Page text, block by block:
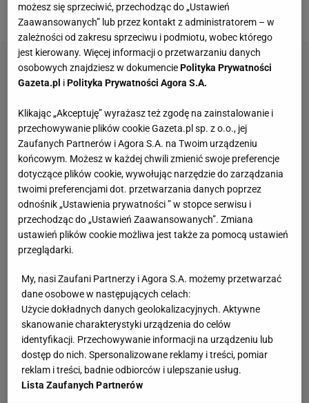
Oreszczuk.
możesz się sprzeciwić, przechodząc do „Ustawień
Zaawansowanych” lub przez kontakt z administratorem – w
zależności od zakresu sprzeciwu i podmiotu, wobec którego
jest kierowany. Więcej informacji o przetwarzaniu danych
osobowych znajdziesz w dokumenciePolityka Prywatności
Gazeta.pl iPolityka Prywatności Agora S.A.
Klikając „Akceptuję” wyrażasz też zgodę na zainstalowanie i
przechowywanie plików cookie Gazeta.pl sp. z o.o., jej
Zaufanych Partnerów i Agora S.A. na Twoim urządzeniu
końcowym. Możesz w każdej chwili zmienić swoje preferencje
dotyczące plików cookie, wywołując narzędzie do zarządzania
twoimi preferencjami dot. przetwarzania danych poprzez
odnośnik „Ustawienia prywatności ” w stopce serwisu i
przechodząc do „Ustawień Zaawansowanych”. Zmiana
ustawień plików cookie możliwa jest także za pomocą ustawień
przeglądarki.
My, nasi Zaufani Partnerzy i Agora S.A. możemy przetwarzać
dane osobowe w następujących celach:
Użycie dokładnych danych geolokalizacyjnych. Aktywne
skanowanie charakterystyki urządzenia do celów
identyfikacji. Przechowywanie informacji na urządzeniu lub
dostęp do nich. Spersonalizowane reklamy i treści, pomiar
reklam i treści, badnie odbiorców i ulepszanie usług.
Lista Zaufanych Partnerów